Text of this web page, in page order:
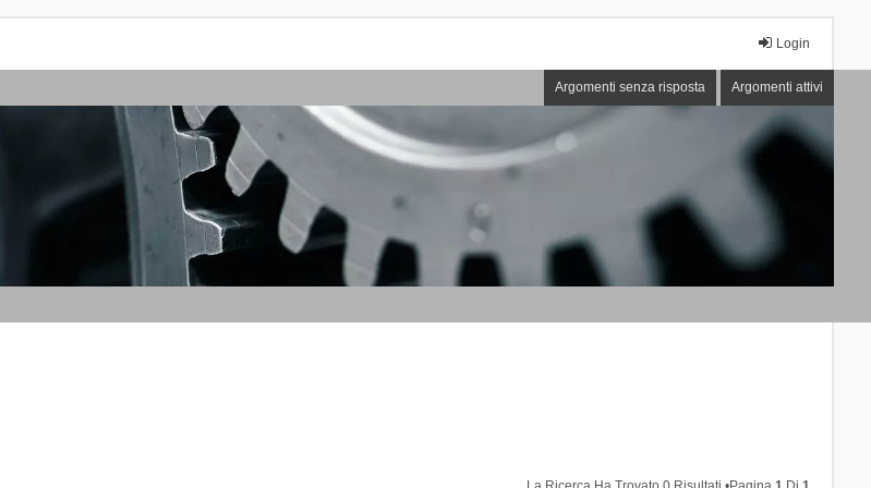
Login
Argomenti senza risposta Argomenti attivi